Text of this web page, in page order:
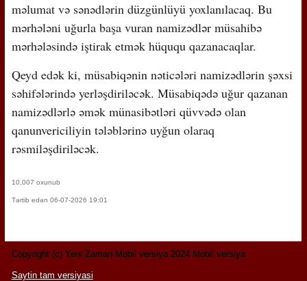
məlumat və sənədlərin düzgünlüyü yoxlanılacaq. Bu
mərhələni uğurla başa vuran namizədlər müsahibə
mərhələsində iştirak etmək hüququ qazanacaqlar.
Qeyd edək ki, müsabiqənin nəticələri namizədlərin şəxsi
səhifələrində yerləşdiriləcək. Müsabiqədə uğur qazanan
namizədlərlə əmək münasibətləri qüvvədə olan
qanunvericiliyin tələblərinə uyğun olaraq
rəsmiləşdiriləcək.
10,007 oxunub
Tərtib edən 06-07-2026 19:01
Copyright (c) Yeni Zaman Mobil versiya 2024 Mobil versiya
Saytin tam versiyasi